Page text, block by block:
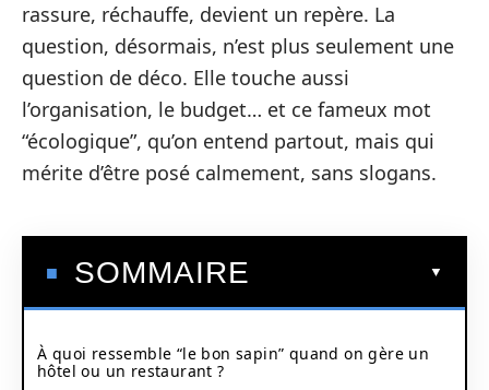
rassure, réchauffe, devient un repère. La
question, désormais, n’est plus seulement une
question de déco. Elle touche aussi
l’organisation, le budget… et ce fameux mot
“écologique”, qu’on entend partout, mais qui
mérite d’être posé calmement, sans slogans.
SOMMAIRE
À quoi ressemble “le bon sapin” quand on gère un
hôtel ou un restaurant ?